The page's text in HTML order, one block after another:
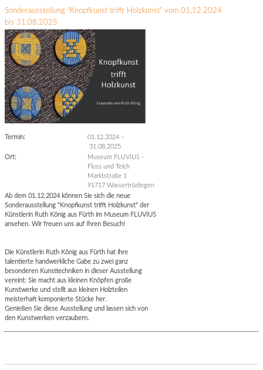
Sonderausstellung "Knopfkunst trifft Holzkunst" vom 01.12.2024
bis 31.08.2025
Termin: 01.12.2024 –
31.08.2025
Ort:
Museum FLUVIUS -
Fluss und Teich
Marktstraße 1
91717 Wassertrüdingen
Ab dem 01.12.2024 können Sie sich die neue
Sonderausstellung "Knopfkunst trifft Holzkunst" der
Künstlerin Ruth König aus Fürth im Museum FLUVIUS
ansehen. Wir freuen uns auf Ihren Besuch!
Die Künstlerin Ruth König aus Fürth hat ihre
talentierte handwerkliche Gabe zu zwei ganz
besonderen Kunsttechniken in dieser Ausstellung
vereint: Sie macht aus kleinen Knöpfen große
Kunstwerke und stellt aus kleinen Holzteilen
meisterhaft komponierte Stücke her.
Genießen Sie diese Ausstellung und lassen sich von
den Kunstwerken verzaubern.